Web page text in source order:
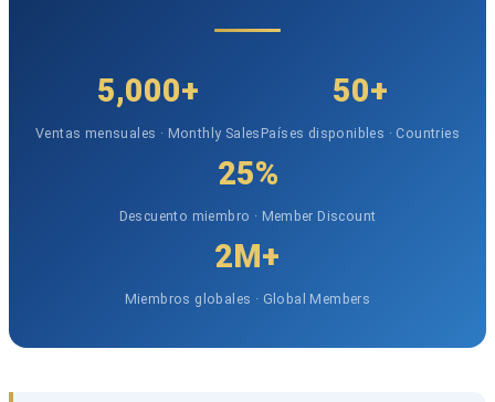
5,000+
Ventas mensuales · Monthly Sales
50+
Países disponibles · Countries
25%
Descuento miembro · Member Discount
2M+
Miembros globales · Global Members